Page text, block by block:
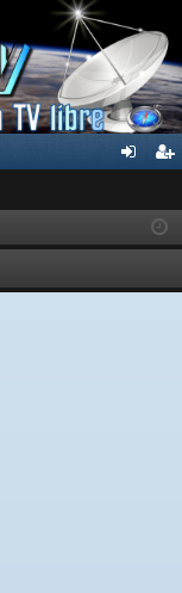
ar
ist
rs